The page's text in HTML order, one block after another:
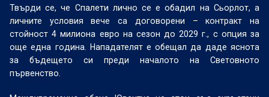
Твърди се, че Спалети лично се е обадил на Сьорлот, а
личните условия вече са договорени – контракт на
стойност 4 милиона евро на сезон до 2029 г., с опция за
още една година. Нападателят е обещал да даде яснота
за бъдещето си преди началото на Световното
първенство.